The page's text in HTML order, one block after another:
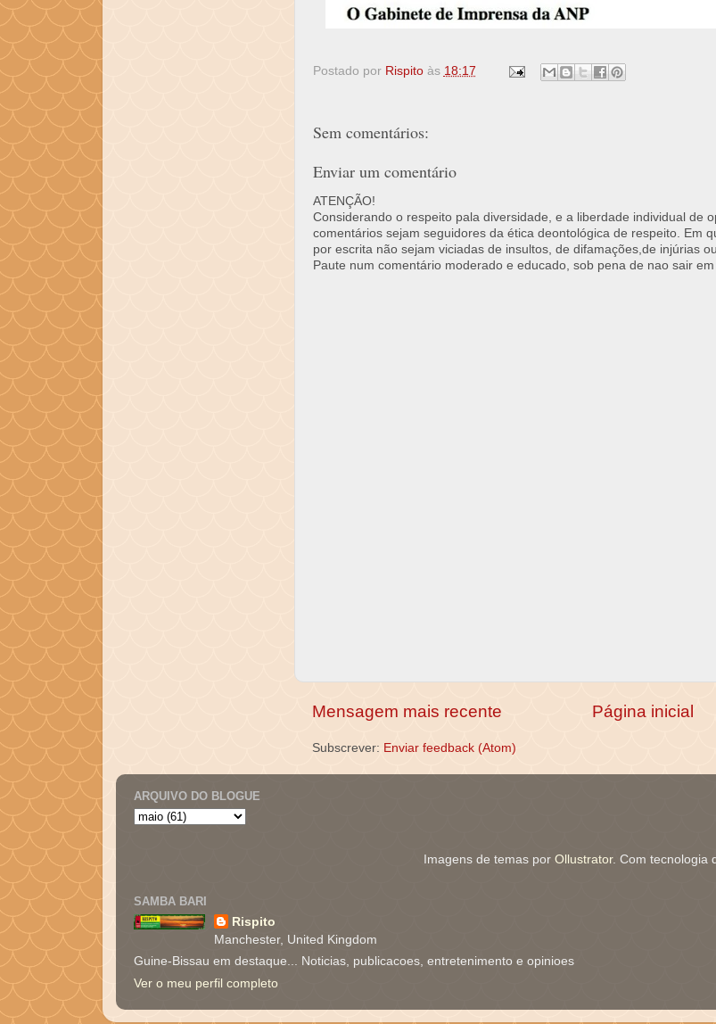
Postado por Rispito às 18:17
Sem comentários:
Enviar um comentário
ATENÇÃO!
Considerando o respeito pala diversidade, e a liberdade individual de
comentários sejam seguidores da ética deontológica de respeito. Em
por escrita não sejam viciadas de insultos, de difamações,de injúrias
Paute num comentário moderado e educado, sob pena de nao sair
Mensagem mais recente Página inicial
Subscrever: Enviar feedback (Atom)
ARQUIVO DO BLOGUE
Imagens de temas por Ollustrator. Com tecnologia
SAMBA BARI
Rispito
Manchester, United Kingdom
Guine-Bissau em destaque... Noticias, publicacoes, entretenimento e opinioes
Ver o meu perfil completo